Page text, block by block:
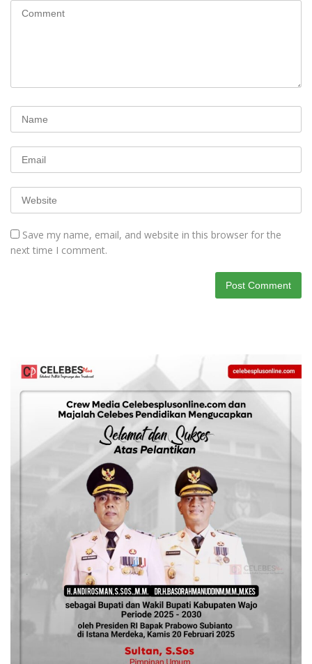
Save my name, email, and website in this browser for the
next time I comment.